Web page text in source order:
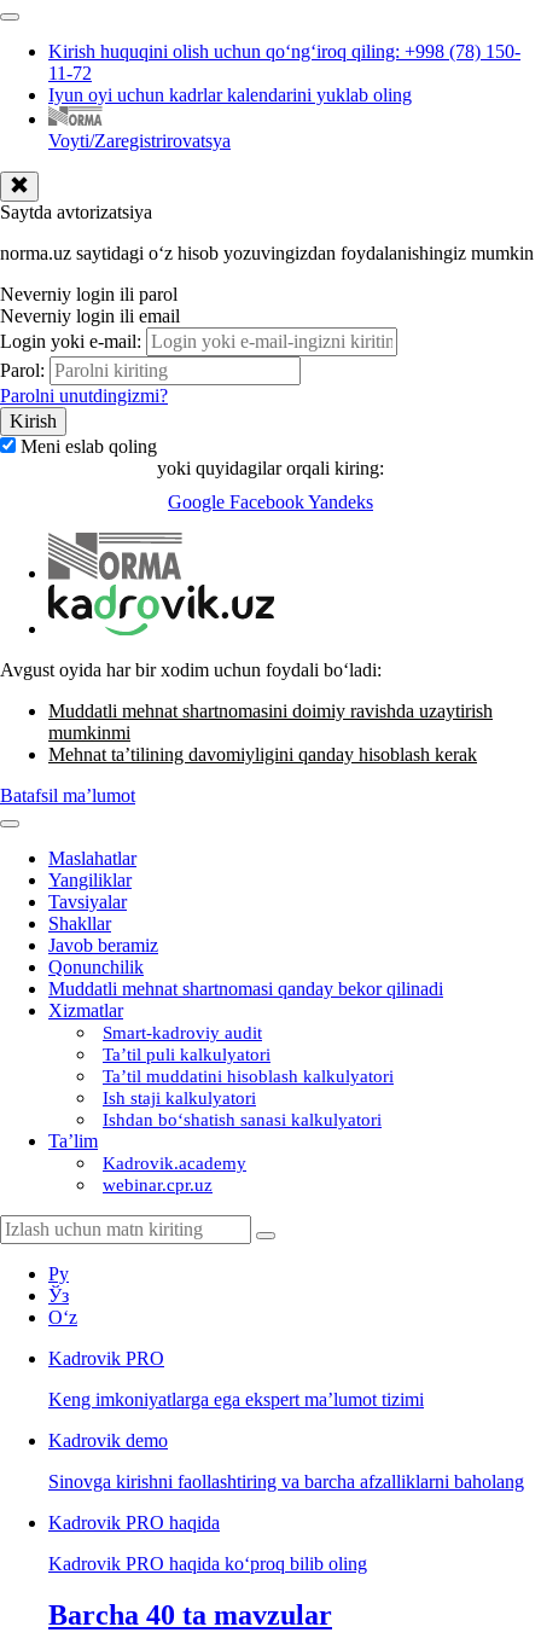
Kirish huquqini olish uchun qoʻngʻiroq qiling: +998 (78) 150-
11-72
Iyun oyi uchun kadrlar kalendarini yuklab oling
Voyti/Zaregistrirovatsya
Saytda avtorizatsiya
norma.uz saytidagi oʻz hisob yozuvingizdan foydalanishingiz mumkin
Neverniy login ili parol
Neverniy login ili email
Login yoki e-mail:
Parol:
Parolni unutdingizmi?
Meni eslab qoling
yoki quyidagilar orqali kiring:
Google FacebookYandeks
Avgust oyida har bir хodim uchun foydali boʻladi:
Muddatli mehnat shartnomasini doimiy ravishda uzaytirish
mumkinmi
Mehnat ta’tilining davomiyligini qanday hisoblash kerak
Batafsil ma’lumot
Maslahatlar
Yangiliklar
Tavsiyalar
Shakllar
Javob beramiz
Qonunchilik
Muddatli mehnat shartnomasi qanday bekor qilinadi
Xizmatlar
Smart-kadroviy audit
Ta’til puli kalkulyatori
Ta’til muddatini hisoblash kalkulyatori
Ish staji kalkulyatori
Ishdan boʻshatish sanasi kalkulyatori
Ta’lim
Kadrovik.academy
webinar.cpr.uz
Ру
Ўз
Oʻz
Kadrovik PRO
Keng imkoniyatlarga ega ekspert ma’lumot tizimi
Kadrovik demo
Sinovga kirishni faollashtiring va barcha afzalliklarni baholang
Kadrovik PRO haqida
Kadrovik PRO haqida koʻproq bilib oling
Barcha 40 ta mavzular